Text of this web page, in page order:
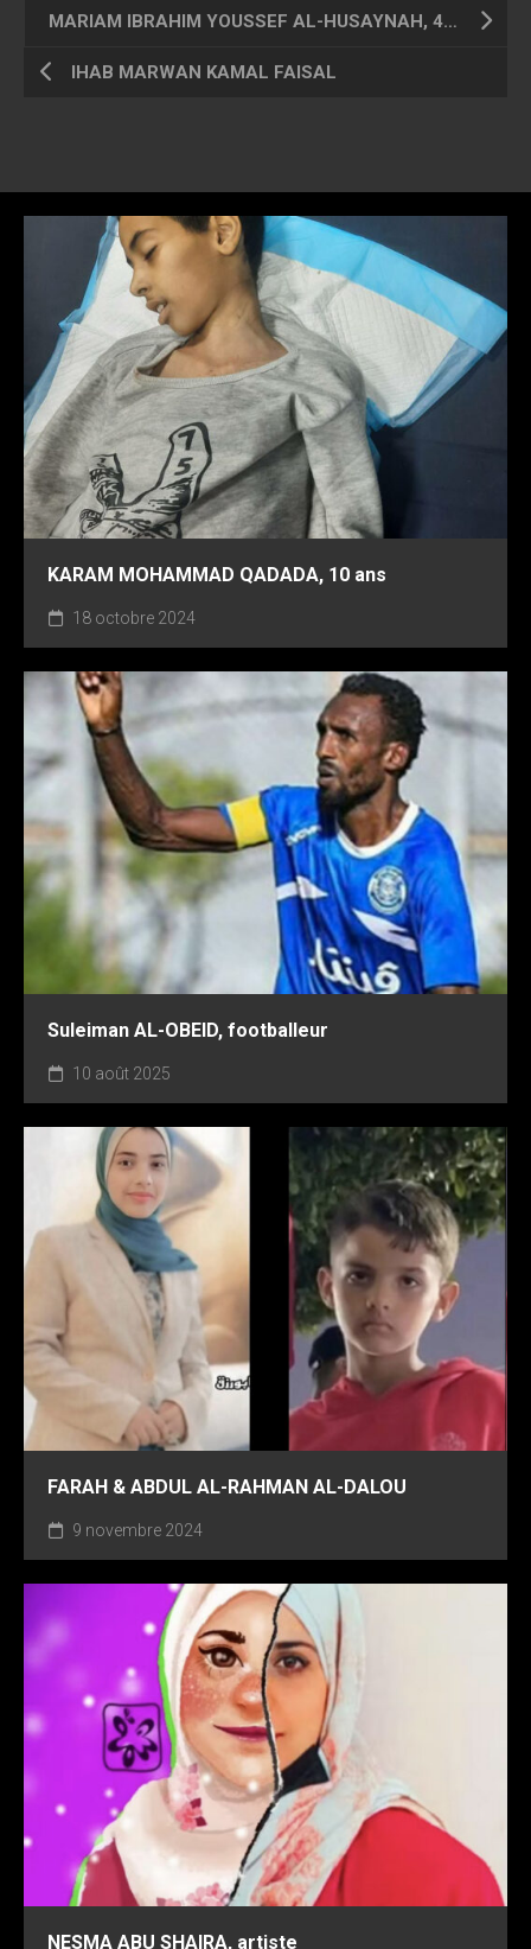
MARIAM IBRAHIM YOUSSEF AL-HUSAYNAH, 4 ans
IHAB MARWAN KAMAL FAISAL
KARAM MOHAMMAD QADADA, 10 ans
18 octobre 2024
Suleiman AL-OBEID, footballeur
10 août 2025
FARAH & ABDUL AL-RAHMAN AL-DALOU
9 novembre 2024
NESMA ABU SHAIRA, artiste